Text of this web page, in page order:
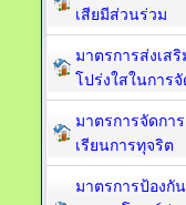
เสียมีส่วนร่วม
มาตรการส่งเส
โปร่งใสในการ
มาตรการจัดการ
เรียนการทุจริต
มาตรการป้องกั